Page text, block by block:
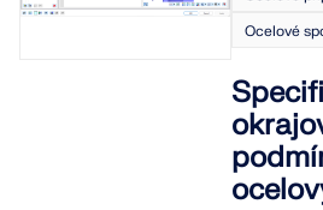
CFD software pro digitální
Více informací
ZÍSKEJTE PODPORU
ZÍSKAT BEZPLATNOU LICENCI
PROHLÉDNĚTE SI AKTUÁLNÍ
Ocelové